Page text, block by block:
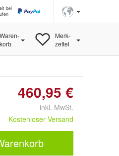
bei
Waren-
korb
Merk-
zettel
460,95 €
inkl. MwSt.
Kostenloser Versand